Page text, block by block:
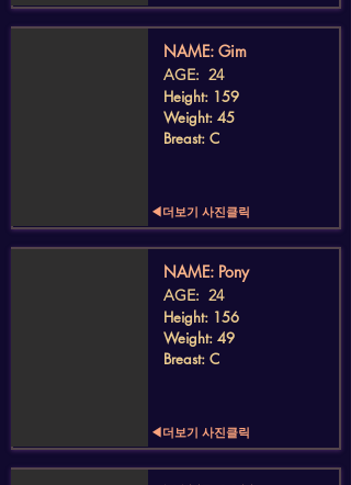
​NAME: Gim
AGE: 24
Height: 159
Weight: 45
Breast: C
◀더보기 사진클릭
​NAME: Pony
AGE: 24
Height: 156
Weight: 49
Breast: C
◀더보기 사진클릭